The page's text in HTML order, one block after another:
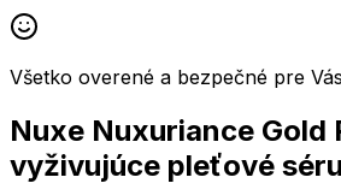
Všetko overené a bezpečné pre Vás
Nuxe Nuxuriance Gold
vyživujúce pleťové